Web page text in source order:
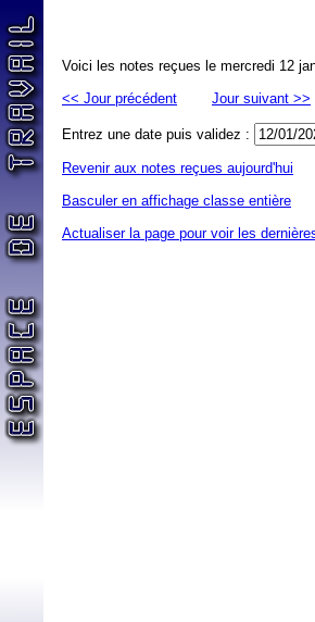
Voici les notes reçues le mercredi 12
<< Jour précédent
Jour suivant >>
Entrez une date puis validez :
Revenir aux notes reçues aujourd'hui
Basculer en affichage classe entière
Actualiser la page pour voir les